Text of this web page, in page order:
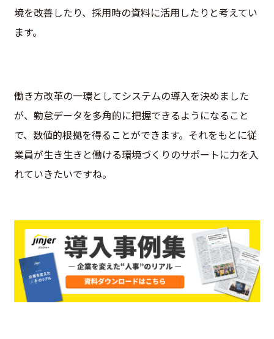
境を改善したり、採用時の資料に活用したりと考えてい
ます。
働き方改革の一環としてシステムの導入を決めました
が、勤怠データを多角的に把握できるようになること
で、数値的根拠を得ることができます。それをもとに従
業員が生き生きと働ける環境づくりのサポートに力を入
れていきたいですね。